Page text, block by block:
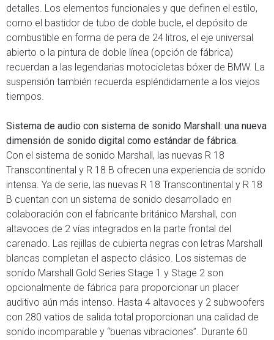
detalles. Los elementos funcionales y que definen el estilo,
como el bastidor de tubo de doble bucle, el depósito de
combustible en forma de pera de 24 litros, el eje universal
abierto o la pintura de doble línea (opción de fábrica)
recuerdan a las legendarias motocicletas bóxer de BMW. La
suspensión también recuerda espléndidamente a los viejos
tiempos.
Sistema de audio con sistema de sonido Marshall: una nueva
dimensión de sonido digital como estándar de fábrica.
Con el sistema de sonido Marshall, las nuevas R 18
Transcontinental y R 18 B ofrecen una experiencia de sonido
intensa. Ya de serie, las nuevas R 18 Transcontinental y R 18
B cuentan con un sistema de sonido desarrollado en
colaboración con el fabricante británico Marshall, con
altavoces de 2 vías integrados en la parte frontal del
carenado. Las rejillas de cubierta negras con letras Marshall
blancas completan el aspecto clásico. Los sistemas de
sonido Marshall Gold Series Stage 1 y Stage 2 son
opcionalmente de fábrica para proporcionar un placer
auditivo aún más intenso. Hasta 4 altavoces y 2 subwoofers
con 280 vatios de salida total proporcionan una calidad de
sonido incomparable y “buenas vibraciones”. Durante 60